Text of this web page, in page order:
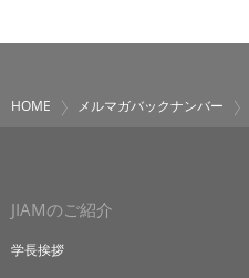
HOME メルマガバックナンバー
JIAMのご紹介
学長挨拶